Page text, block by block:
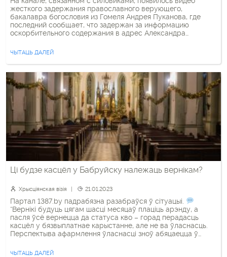
жесткого задержания православного верующего,
бакалавра богословия из Гомеля Андрея Пуканова, где
последний сообщает, что задержан за информацию
оскорбительного содержания в адрес Александра
возбуждено несколько уголовных дел. Силовики также
демонстрируют фотографию с телефона Андрея Пуканова,
на котором виден сделанный им перепост текста […]
ЧЫТАЦЬ ДАЛЕЙ
Ці будзе касцёл у Бабруйску належаць вернікам?
Хрысціянская візія 21.01.2023
Партал 1387.by падрабязна разабраўся ў сітуацыі.
“Вернікі будуць цягам шасці месяцаў плаціць арэнду, а
пасля ўсё вернецца да статуса кво – горад перадасць
касцёл у бязвыплатнае карыстанне, але не ва ўласнасць.
Перспектыва афармлення ўласнасці зноў абяцаецца ў
сутнасці, касцёл у Бабруйску як не належыў вернікам, […]
ЧЫТАЦЬ ДАЛЕЙ